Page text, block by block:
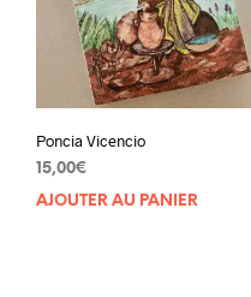
Poncia Vicencio
15,00€
AJOUTER AU PANIER